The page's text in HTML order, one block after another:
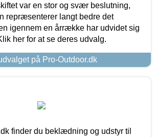
var en stor og svær beslutning,
repræsenterer langt bedre det
igennem en årrække har udvidet sig
her for at se deres udvalg.
på Pro-Outdoor.dk
finder du beklædning og udstyr til